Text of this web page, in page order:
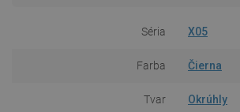
Séria X05
Farba Čierna
Tvar Okrúhly